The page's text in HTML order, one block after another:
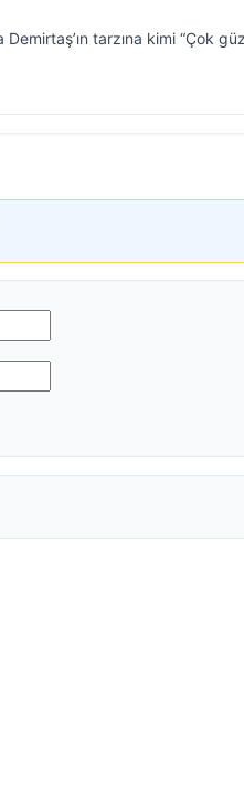
Demirtaş’ın tarzına kimi “Çok